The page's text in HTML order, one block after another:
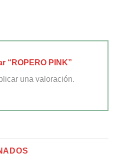
“ROPERO PINK”
una valoración.